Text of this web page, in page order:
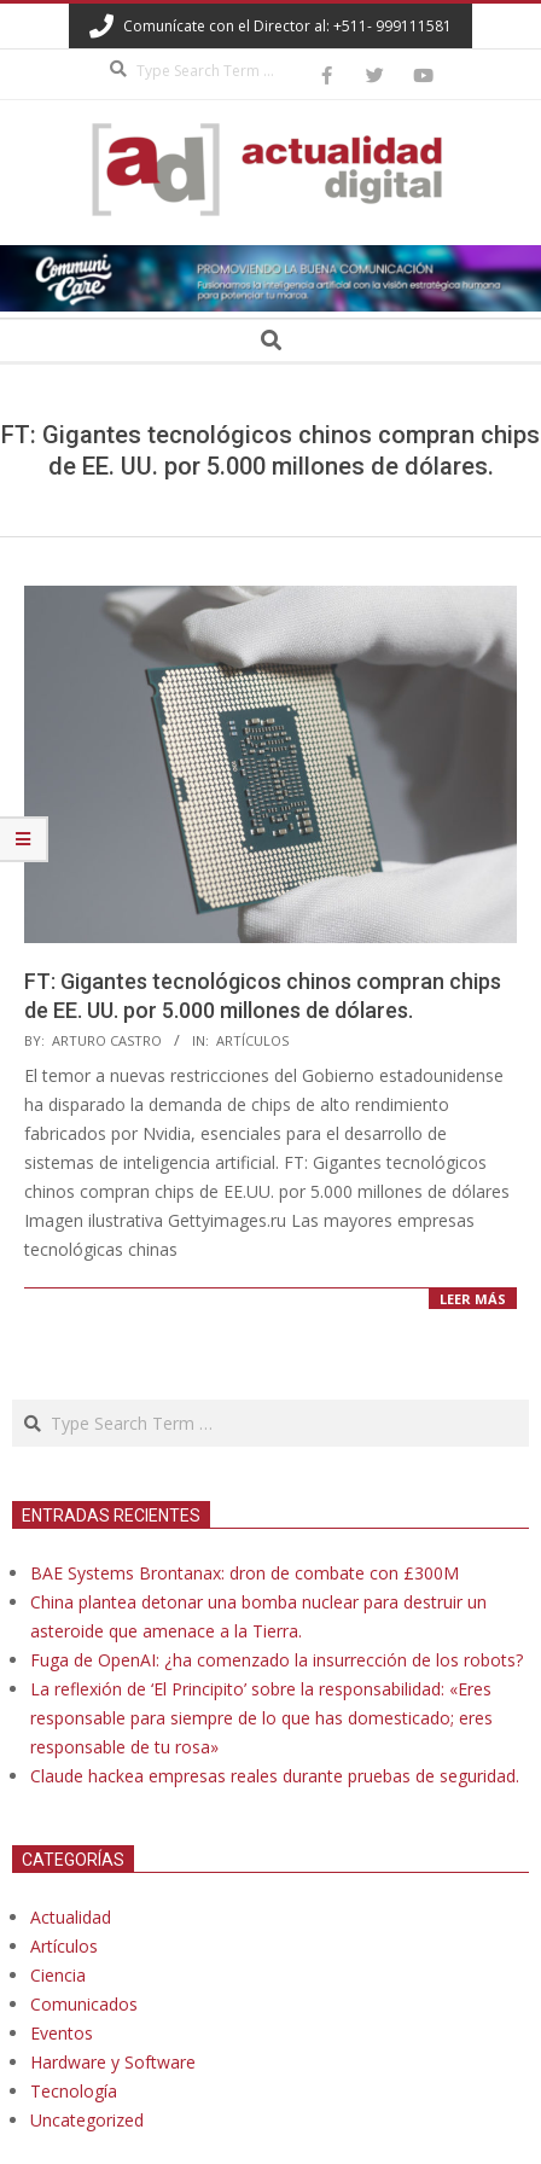
to
Comunícate con el Director al: +511- 999111581
ACTUALIDAD
DIGITAL Search
FT: Gigantes tecnológicos chinos compran chips
de EE. UU. por 5.000 millones de dólares.
FT: Gigantes tecnológicos chinos compran chips
de EE. UU. por 5.000 millones de dólares.
2023-
08-
11
BY: ARTURO CASTRO IN: ARTÍCULOS
El temor a nuevas restricciones del Gobierno estadounidense
ha disparado la demanda de chips de alto rendimiento
fabricados por Nvidia, esenciales para el desarrollo de
sistemas de inteligencia artificial. FT: Gigantes tecnológicos
chinos compran chips de EE.UU. por 5.000 millones de dólares
Imagen ilustrativa Gettyimages.ru Las mayores empresas
tecnológicas chinas
LEER MÁS
Search
ENTRADAS RECIENTES
BAE Systems Brontanax: dron de combate con £300M
China plantea detonar una bomba nuclear para destruir un
asteroide que amenace a la Tierra.
Fuga de OpenAI: ¿ha comenzado la insurrección de los robots?
La reflexión de ‘El Principito’ sobre la responsabilidad: «Eres
responsable para siempre de lo que has domesticado; eres
responsable de tu rosa»
Claude hackea empresas reales durante pruebas de seguridad.
CATEGORÍAS
Actualidad
Artículos
Ciencia
Comunicados
Eventos
Hardware y Software
Tecnología
Uncategorized